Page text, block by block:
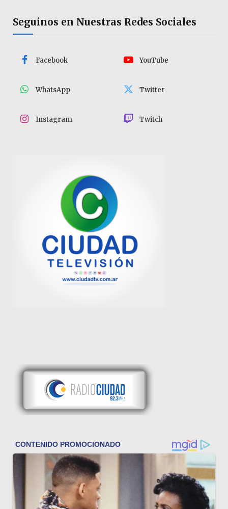
Seguinos en Nuestras Redes Sociales
Facebook YouTube
WhatsApp Twitter
Instagram Twitch